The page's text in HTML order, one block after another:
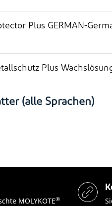
Plus GERMAN-
Plus
(alle Sprachen)
MOLYKOTE®